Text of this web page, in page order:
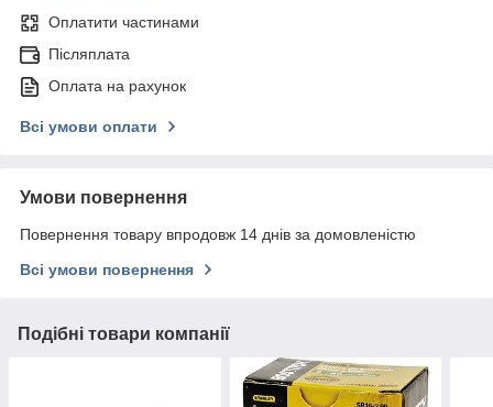
Оплатити частинами
Післяплата
Оплата на рахунок
Всі умови оплати
Умови повернення
Повернення товару впродовж 14 днів за домовленістю
Всі умови повернення
Подібні товари компанії